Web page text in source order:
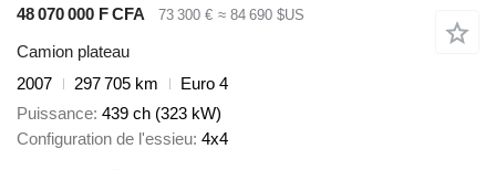
48 070 000 F CFA 73 300 € ≈ 84 690 $US
Camion plateau
2007
297 705 km
Euro 4
Puissance 439 ch (323 kW)
Configuration de l'essieu 4x4